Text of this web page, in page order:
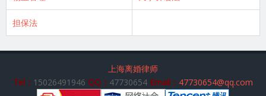
担保法
上海离婚律师
Tel： 15026491946 QQ： 47730654 Email： 47730654@qq.com